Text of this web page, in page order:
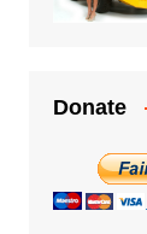
Donate